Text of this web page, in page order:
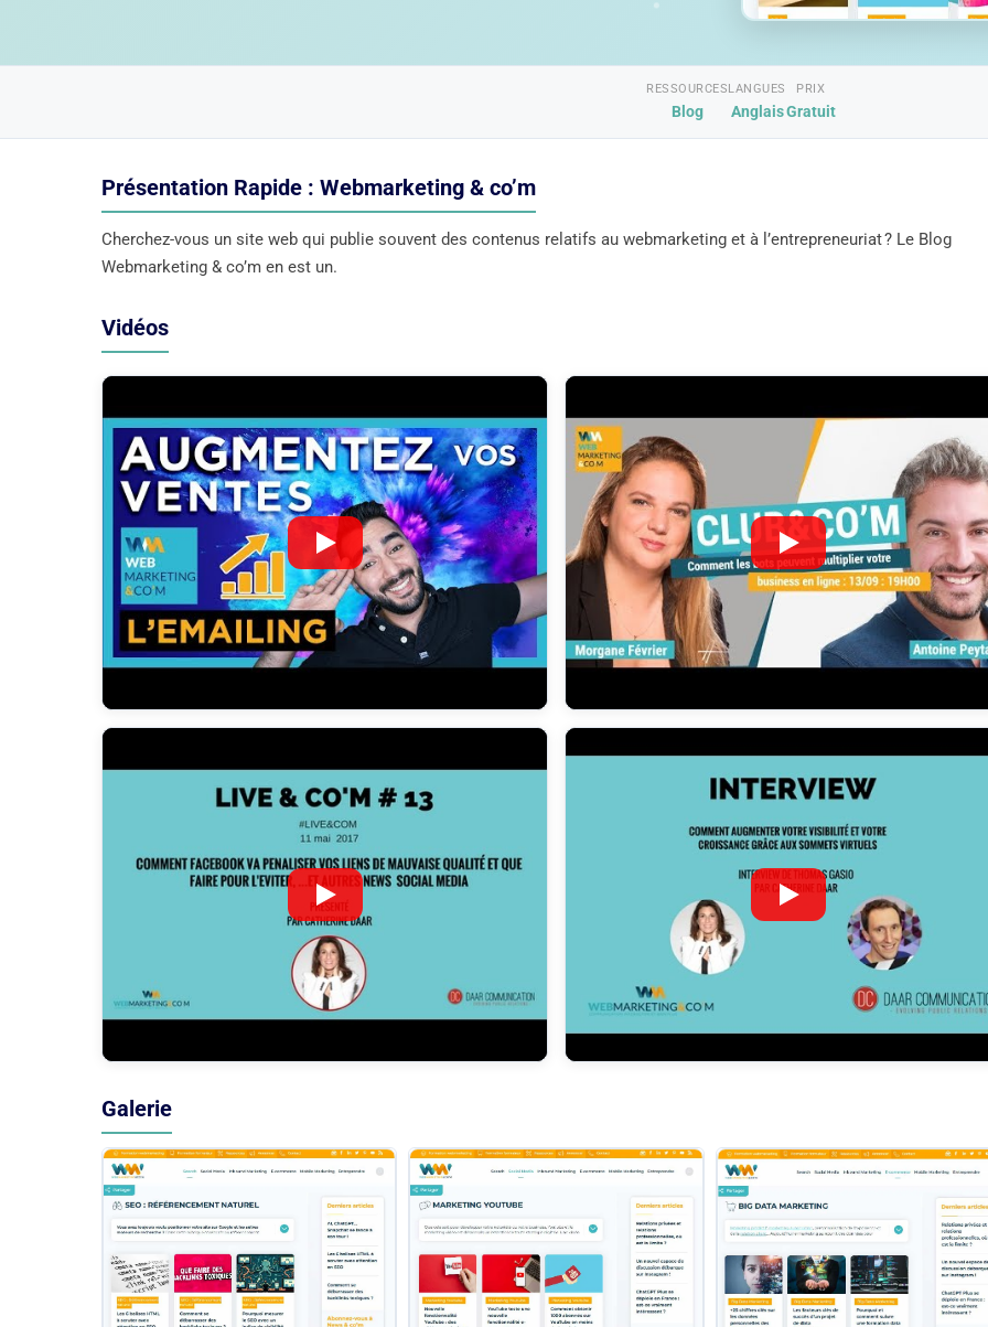
RESSOURCES
Blog
LANGUES
Anglais
PRIX
Gratuit
Présentation Rapide : Webmarketing & co’m
Cherchez-vous un site web qui publie souvent des contenus relatifs au webmarketing et à l’entrepreneuriat ? Le Blog
Webmarketing & co’m en est un.
Vidéos
Galerie